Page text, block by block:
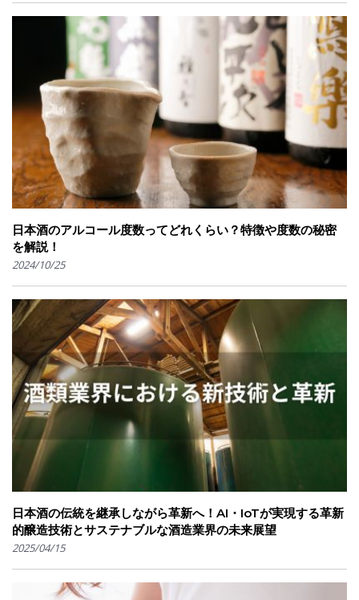
日本酒のアルコール度数ってどれくらい？特徴や度数の秘密
を解説！
2024/10/25
日本酒の伝統を継承しながら革新へ！AI・IoTが実現する革新
的醸造技術とサステナブルな酒造業界の未来展望
2025/04/15